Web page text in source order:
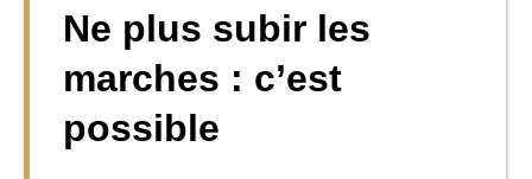
Ne plus subir les
marches : c’est
possible